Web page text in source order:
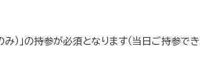
）」の持参が必須となります（当日ご持参で